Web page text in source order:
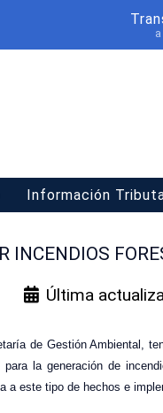
Información
INCENDIOS
Última
de Gestión Ambiental,
la generación de
a este tipo de hechos e